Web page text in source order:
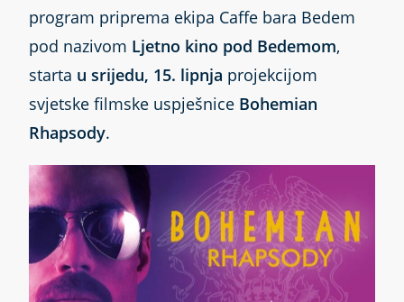
program priprema ekipa Caffe bara Bedem
pod nazivom Ljetno kino pod Bedemom,
starta u srijedu, 15. lipnja projekcijom
svjetske filmske uspješnice Bohemian
Rhapsody.